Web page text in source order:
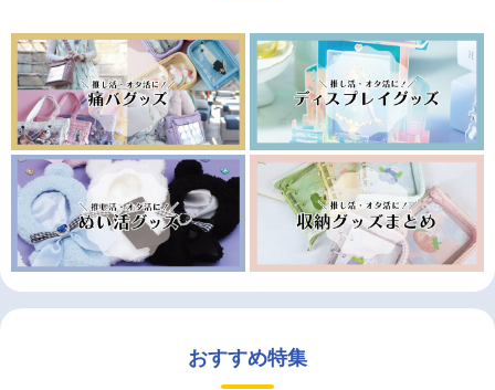
おすすめ特集